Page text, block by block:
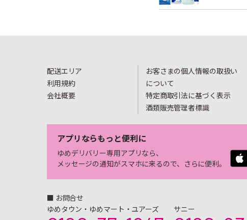
配送エリア
利用規約
会社概要
お客さまの個人情報の取扱い
について
特定商取引法に基づく表示
酒類販売管理者標識
アプリならもっと便利に
ゆめデリバリー専用アプリなら、
メッセージの通知がスマホに来るので、さらに便利。
■ お問合せ
ゆめタウン・ゆめマート・ユアーズ
サニー